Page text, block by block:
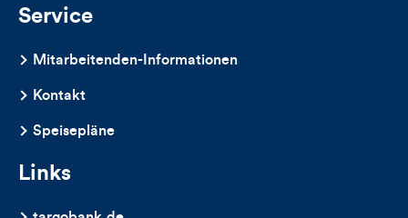
Service
Mitarbeitenden-Informationen
Kontakt
Speisepläne
Links